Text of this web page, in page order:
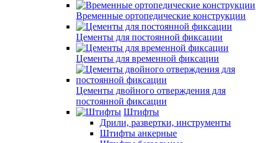
Временные ортопедические конструкции
Цементы для постоянной фиксации
Цементы для временной фиксации
Цементы двойного отверждения для
постоянной фиксации
Штифты
Дрили, развертки, инструменты
Штифты анкерные